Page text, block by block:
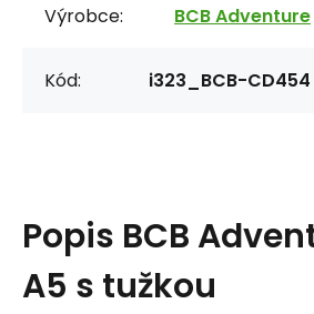
Výrobce: BCB Adventure
Kód: i323_BCB-CD454
Popis BCB
A5 s tužkou